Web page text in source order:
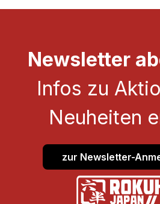
Newsletter
Infos zu
Neuheiten
zur Newsletter-